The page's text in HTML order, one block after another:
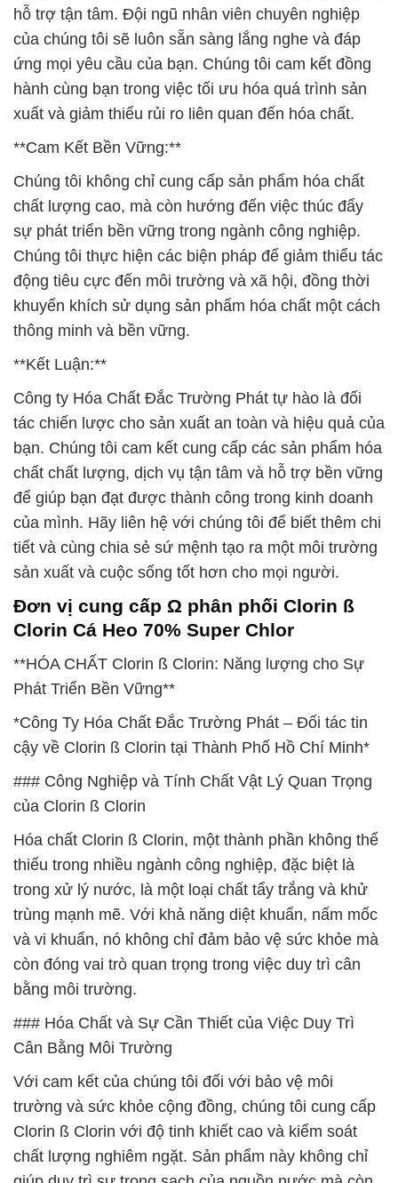
hỗ trợ tận tâm. Đội ngũ nhân viên chuyên nghiệp
của chúng tôi sẽ luôn sẵn sàng lắng nghe và đáp
ứng mọi yêu cầu của bạn. Chúng tôi cam kết đồng
hành cùng bạn trong việc tối ưu hóa quá trình sản
xuất và giảm thiểu rủi ro liên quan đến hóa chất.
**Cam Kết Bền Vững:**
Chúng tôi không chỉ cung cấp sản phẩm hóa chất
chất lượng cao, mà còn hướng đến việc thúc đẩy
sự phát triển bền vững trong ngành công nghiệp.
Chúng tôi thực hiện các biện pháp để giảm thiểu tác
động tiêu cực đến môi trường và xã hội, đồng thời
khuyến khích sử dụng sản phẩm hóa chất một cách
thông minh và bền vững.
**Kết Luận:**
Công ty Hóa Chất Đắc Trường Phát tự hào là đối
tác chiến lược cho sản xuất an toàn và hiệu quả của
bạn. Chúng tôi cam kết cung cấp các sản phẩm hóa
chất chất lượng, dịch vụ tận tâm và hỗ trợ bền vững
để giúp bạn đạt được thành công trong kinh doanh
của mình. Hãy liên hệ với chúng tôi để biết thêm chi
tiết và cùng chia sẻ sứ mệnh tạo ra một môi trường
sản xuất và cuộc sống tốt hơn cho mọi người.
Đơn vị cung cấp Ω phân phối Clorin ß
Clorin Cá Heo 70% Super Chlor
**HÓA CHẤT Clorin ß Clorin: Năng lượng cho Sự
Phát Triển Bền Vững**
*Công Ty Hóa Chất Đắc Trường Phát – Đối tác tin
cậy về Clorin ß Clorin tại Thành Phố Hồ Chí Minh*
### Công Nghiệp và Tính Chất Vật Lý Quan Trọng
của Clorin ß Clorin
Hóa chất Clorin ß Clorin, một thành phần không thể
thiếu trong nhiều ngành công nghiệp, đặc biệt là
trong xử lý nước, là một loại chất tẩy trắng và khử
trùng mạnh mẽ. Với khả năng diệt khuẩn, nấm mốc
và vi khuẩn, nó không chỉ đảm bảo vệ sức khỏe mà
còn đóng vai trò quan trọng trong việc duy trì cân
bằng môi trường.
### Hóa Chất và Sự Cần Thiết của Việc Duy Trì
Cân Bằng Môi Trường
Với cam kết của chúng tôi đối với bảo vệ môi
trường và sức khỏe cộng đồng, chúng tôi cung cấp
Clorin ß Clorin với độ tinh khiết cao và kiểm soát
chất lượng nghiêm ngặt. Sản phẩm này không chỉ